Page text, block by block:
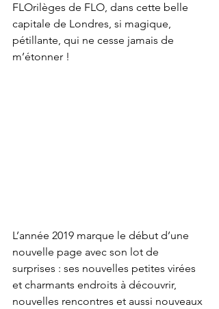
FLOrilèges de FLO, dans cette belle
capitale de Londres, si magique,
pétillante, qui ne cesse jamais de
m’étonner !
L’année 2019 marque le début d’une
nouvelle page avec son lot de
surprises : ses nouvelles petites virées
et charmants endroits à découvrir,
nouvelles rencontres et aussi nouveaux